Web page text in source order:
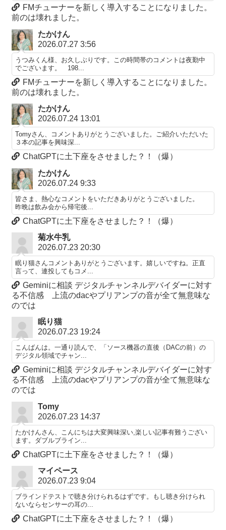
FMチューナーを新しく導入することになりました。
前のは壊れました。
たかけん
2026.07.27 3:56
うつみくん様、お久しぶりです。この時間帯のコメントは夜勤中
でございます。 198...
FMチューナーを新しく導入することになりました。
前のは壊れました。
たかけん
2026.07.24 13:01
Tomyさん、コメントありがとうございました。ご紹介いただいた
３本の記事を興味深...
ChatGPTに土下座をさせました？！（爆）
たかけん
2026.07.24 9:33
皆さま、熱心なコメントをいただきありがとうございました。
昨晩は飲み会から帰宅後...
ChatGPTに土下座をさせました？！（爆）
菊水牛乳
2026.07.23 20:30
眠り猫さんコメントありがとうございます。嬉しいですね。正直
言って、連投してもコメ...
Geminiに相談 デジタルチャンネルデバイダーに対す
る不信感 上流のdacやプリアンプの音が全て無意味な
のでは
眠り猫
2026.07.23 19:24
こんばんは。一通り読んで、「ソース機器の直後（DACの前）の
デジタル領域でチャン...
Geminiに相談 デジタルチャンネルデバイダーに対す
る不信感 上流のdacやプリアンプの音が全て無意味な
のでは
Tomy
2026.07.23 14:37
たかけんさん、こんにちは大変興味深い,楽しい記事有難うござい
ます。ダブルブライン...
ChatGPTに土下座をさせました？！（爆）
マイペース
2026.07.23 9:04
ブラインドテストで聴き分けられるはずです。もし聴き分けられ
ないならセンサーの耳の...
ChatGPTに土下座をさせました？！（爆）